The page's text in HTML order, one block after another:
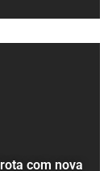
com nova